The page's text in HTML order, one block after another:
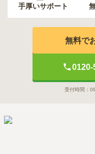
手厚いサポート
無料で
0120-
受付時間：